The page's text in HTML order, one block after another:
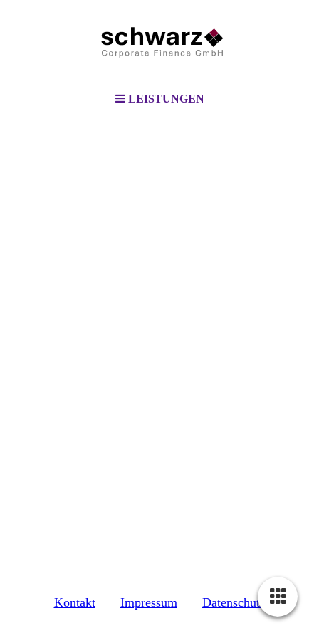
LEISTUNGEN
Kontakt Impressum Datenschutz